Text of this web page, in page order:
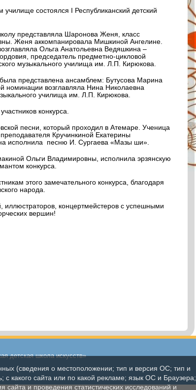
состоялся I Республиканский детский
представляла Шаронова Женя, класс
Женя аккомпанировала Мишкиной Ангелине.
Ольга Анатольевна Ведяшкина –
председатель предметно-цикловой
музыкального училища им. Л.П. Кирюкова.
представлена ансамблем: Бутусова Марина
возглавляла Нина Николаевна
училища им. Л.П. Кирюкова.
конкурса.
песни, который проходил в Атемаре. Ученица
Кручинкиной Екатерины
исполнила песню И. Сургаева «Мазы ши».
Ольги Владимировны, исполнила эрзянскую
конкурса.
этого замечательного конкурса, благодаря
народа.
иллюстраторов, концертмейстеров с успешными
вершин!
детская школа искусств»
(сведения о местоположении; тип и версия ОС; тип и
с какого сайта или по какой рекламе; язык ОС и Браузера;
и проведения статистических исследований и